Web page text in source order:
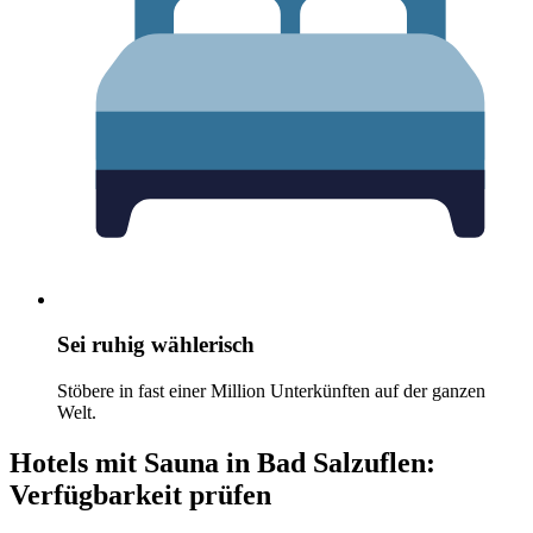
Sei ruhig wählerisch
Stöbere in fast einer Million Unterkünften auf der ganzen
Welt.
Hotels mit Sauna in Bad Salzuflen:
Verfügbarkeit prüfen